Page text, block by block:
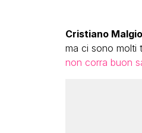
Cristiano
ma ci sono molti
non corra buon